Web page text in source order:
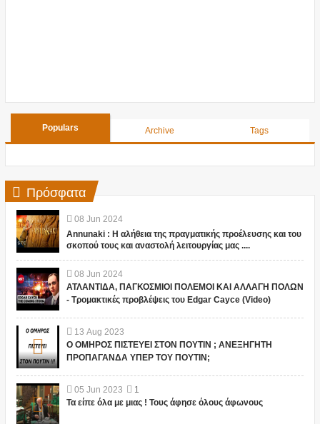
Populars Archive Tags
Πρόσφατα
08 Jun 2024
Annunaki : Η αλήθεια της πραγματικής προέλευσης και του
σκοπού τους και αναστολή λειτουργίας μας ....
08 Jun 2024
ΑΤΛΑΝΤΙΔΑ, ΠΑΓΚΟΣΜΙΟΙ ΠΟΛΕΜΟΙ ΚΑΙ ΑΛΛΑΓΗ ΠΟΛΩΝ
- Τρομακτικές προβλέψεις του Edgar Cayce (Video)
13 Aug 2023
Ο ΟΜΗΡΟΣ ΠΙΣΤΕΥΕΙ ΣΤΟΝ ΠΟΥΤΙΝ ; ΑΝΕΞΗΓΗΤΗ
ΠΡΟΠΑΓΑΝΔΑ ΥΠΕΡ ΤΟΥ ΠΟΥΤΙΝ;
05 Jun 2023
1
Τα είπε όλα με μιας ! Τους άφησε όλους άφωνους